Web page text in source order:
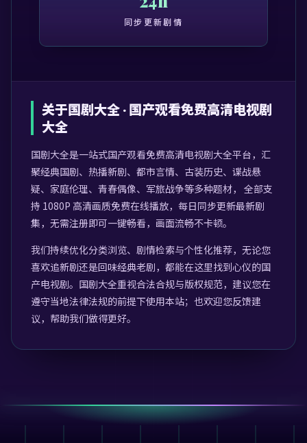
同步更新剧情
关于国剧大全·国产观看免费高清电视剧
大全
国剧大全是一站式国产观看免费高清电视剧大全平台，汇
聚经典国剧、热播新剧、都市言情、古装历史、谍战悬
疑、家庭伦理、青春偶像、军旅战争等多种题材， 全部支
持 1080P 高清画质免费在线播放，每日同步更新最新剧
集，无需注册即可一键畅看，画面流畅不卡顿。
我们持续优化分类浏览、剧情检索与个性化推荐，无论您
喜欢追新剧还是回味经典老剧，都能在这里找到心仪的国
产电视剧。 国剧大全重视合法合规与版权规范，建议您在
遵守当地法律法规的前提下使用本站；也欢迎您反馈建
议，帮助我们做得更好。